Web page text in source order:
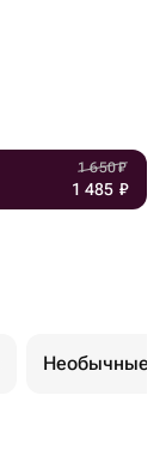
1 650₽
1 485 ₽
Необычные